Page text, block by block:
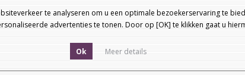
te analyseren om u een optimale bezoekerservaring te
advertenties te tonen. Door op [OK] te klikken gaat u
Ok Meer details